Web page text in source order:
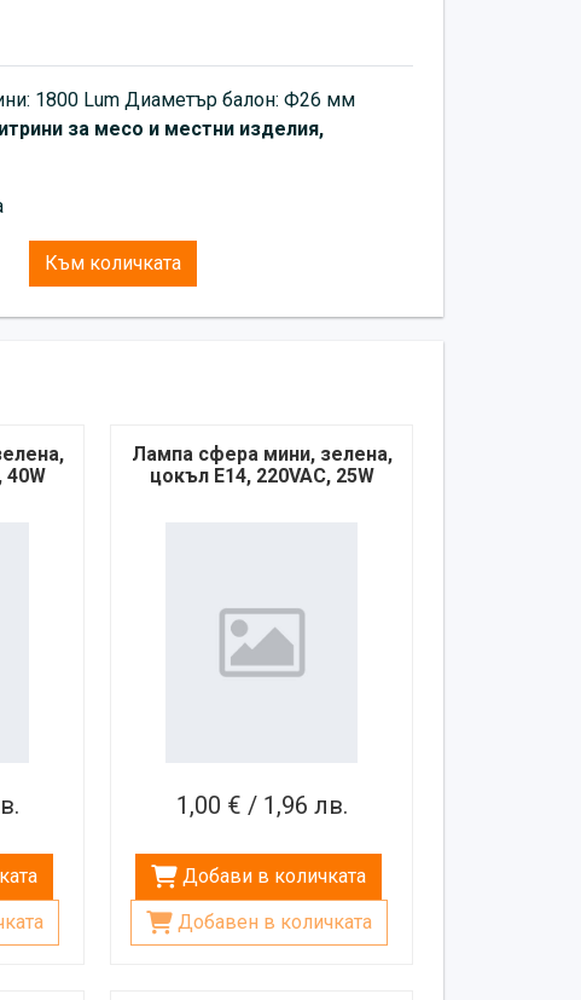
1800 Lum Диаметър балон: Ф26 мм
за месо и местни изделия,
Към количката
40W
Лампа сфера мини, зелена,
цокъл E14, 220VAC, 25W
1,00 € / 1,96 лв.
Добави в количката
Добавен в количката